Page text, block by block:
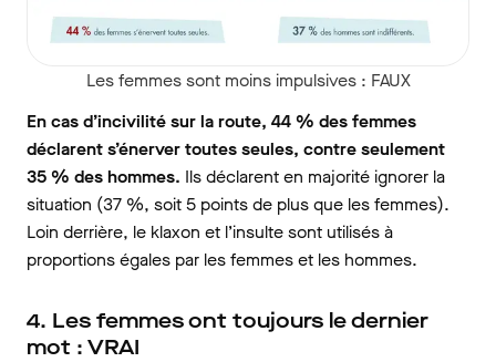
Les femmes sont moins impulsives : FAUX
En cas d’incivilité sur la route, 44 % des femmes
déclarent s’énerver toutes seules, contre seulement
35 % des hommes. Ils déclarent en majorité ignorer la
situation (37 %, soit 5 points de plus que les femmes).
Loin derrière, le klaxon et l’insulte sont utilisés à
proportions égales par les femmes et les hommes.
4. Les femmes ont toujours le dernier
mot : VRAI